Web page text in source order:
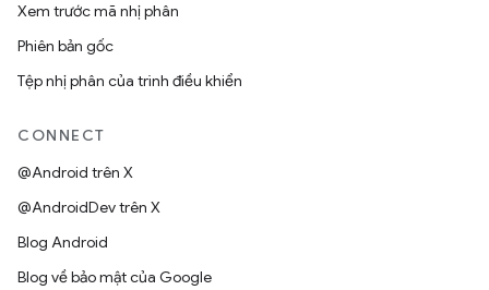
Xem trước mã nhị phân
Phiên bản gốc
Tệp nhị phân của trình điều khiển
CONNECT
@Android trên X
@AndroidDev trên X
Blog Android
Blog về bảo mật của Google